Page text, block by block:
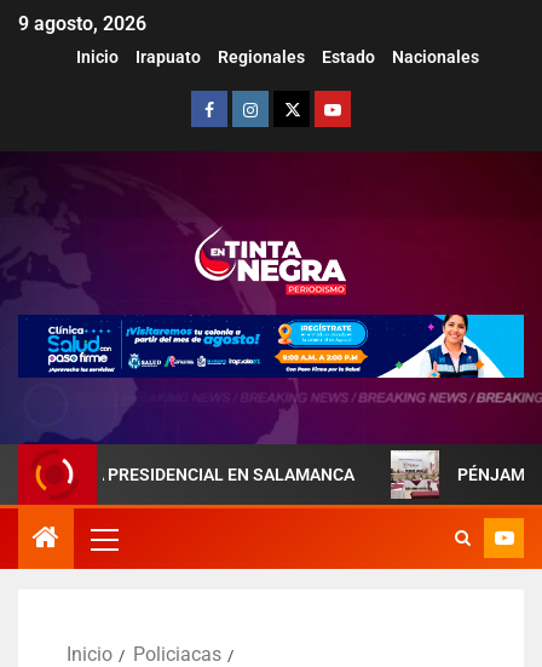
9 agosto, 2026
Inicio Irapuato Regionales Estado Nacionales
PRESIDENCIAL EN SALAMANCA PÉNJAMO
Inicio
Policiacas